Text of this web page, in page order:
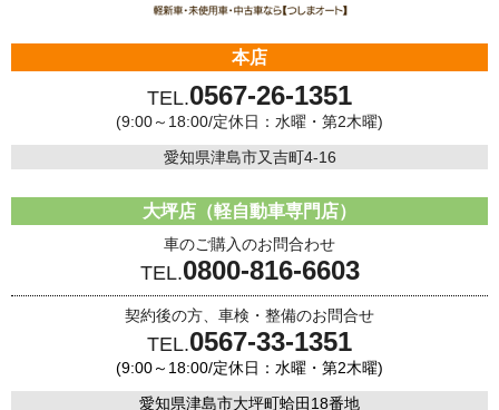
本店
TEL.0567-26-1351
(9:00～18:00/定休日：水曜・第2木曜)
愛知県津島市又吉町4-16
大坪店（軽自動車専門店）
車のご購入のお問合わせ
TEL.0800-816-6603
契約後の方、車検・整備のお問合せ
TEL.0567-33-1351
(9:00～18:00/定休日：水曜・第2木曜)
愛知県津島市大坪町蛤田18番地